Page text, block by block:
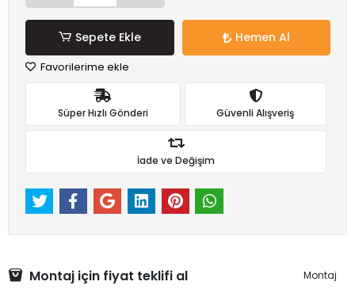
Sepete Ekle Hemen Al
Favorilerime ekle
Süper Hızlı Gönderi Güvenli Alışveriş
İade ve Değişim
Montaj için fiyat teklifi al Montaj